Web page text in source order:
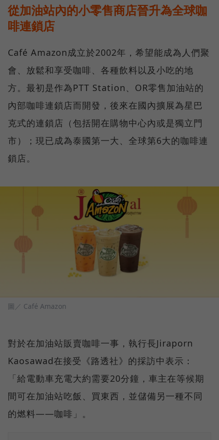
從加油站內的小零售商店晉升為全球咖
啡連鎖店
Café Amazon成立於2002年，希望能成為人們聚
會、放鬆和享受咖啡、各種飲料以及小吃的地
方。最初是作為PTT Station、OR零售加油站的
內部咖啡連鎖店而開發，後來在國內擴展為星巴
克式的連鎖店（包括開在購物中心內或是獨立門
市）；現已成為泰國第一大、全球第6大的咖啡連
鎖店。
圖／ Café Amazon
對於在加油站販賣咖啡一事，執行長Jiraporn
Kaosawad在接受《路透社》的採訪中表示：
「給電動車充電大約需要20分鐘，車主在等候期
間可在加油站吃飯、買東西，並儲備另一種不同
的燃料——咖啡」。